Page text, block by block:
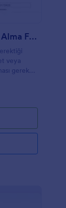
Müşteri Detaylı Kişisel Bilgileri Alma Formu
veya
gereken